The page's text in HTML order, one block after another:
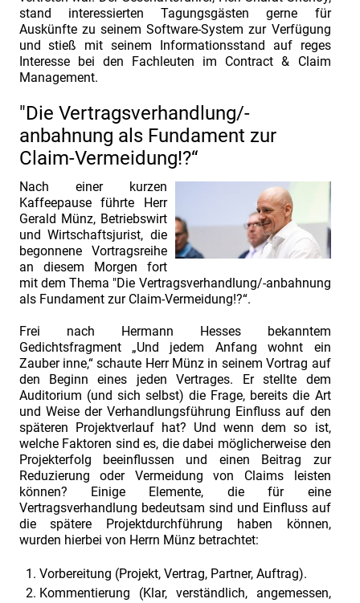
stand interessierten Tagungsgästen gerne für
Auskünfte zu seinem Software-System zur Verfügung
und stieß mit seinem Informationsstand auf reges
Interesse bei den Fachleuten im Contract & Claim
Management.
"Die Vertragsverhandlung/-
anbahnung als Fundament zur
Claim-Vermeidung!?“
Nach einer kurzen
Kaffeepause führte Herr
Gerald Münz, Betriebswirt
und Wirtschaftsjurist, die
begonnene Vortragsreihe
an diesem Morgen fort
mit dem Thema "Die Vertragsverhandlung/-anbahnung
als Fundament zur Claim-Vermeidung!?“.
Frei nach Hermann Hesses bekanntem
Gedichtsfragment „Und jedem Anfang wohnt ein
Zauber inne,“ schaute Herr Münz in seinem Vortrag auf
den Beginn eines jeden Vertrages. Er stellte dem
Auditorium (und sich selbst) die Frage, bereits die Art
und Weise der Verhandlungsführung Einfluss auf den
späteren Projektverlauf hat? Und wenn dem so ist,
welche Faktoren sind es, die dabei möglicherweise den
Projekterfolg beeinflussen und einen Beitrag zur
Reduzierung oder Vermeidung von Claims leisten
können? Einige Elemente, die für eine
Vertragsverhandlung bedeutsam sind und Einfluss auf
die spätere Projektdurchführung haben können,
wurden hierbei von Herrn Münz betrachtet:
Vorbereitung (Projekt, Vertrag, Partner, Auftrag).
Kommentierung (Klar, verständlich, angemessen,